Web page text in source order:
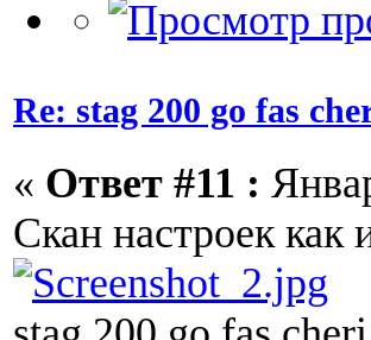
Re: stag 200 go fas
« Ответ #11 :
Скан настроек как